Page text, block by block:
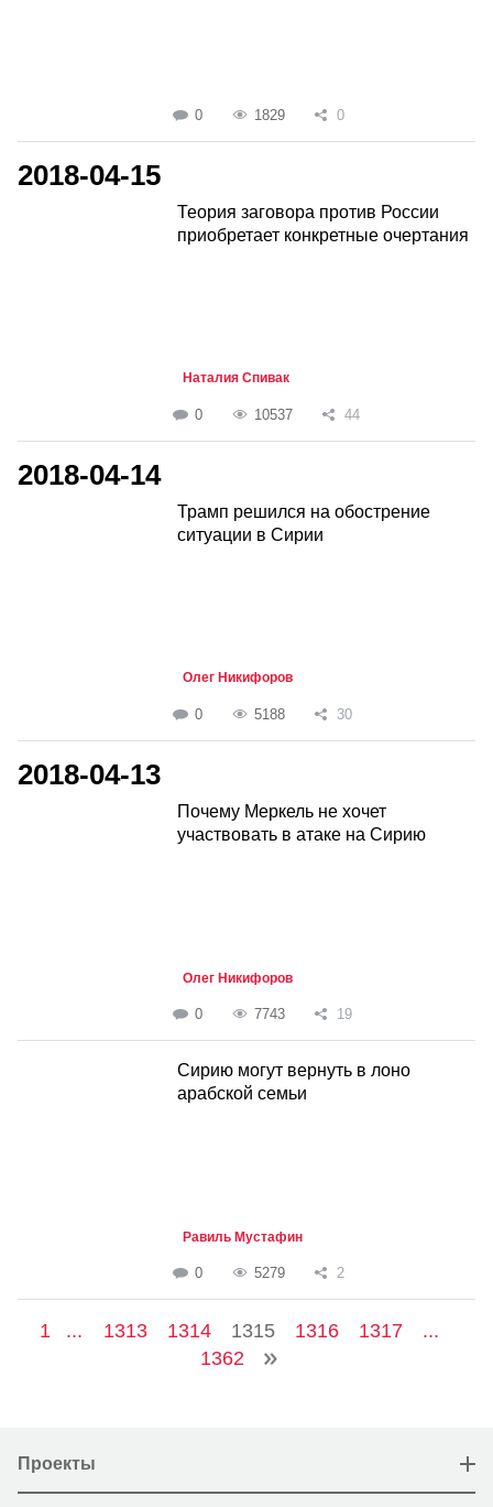
0 1829 0
2018-04-15
Теория заговора против России
приобретает конкретные очертания
Наталия Спивак
0 10537 44
2018-04-14
Трамп решился на обострение
ситуации в Сирии
Олег Никифоров
0 5188 30
2018-04-13
Почему Меркель не хочет
участвовать в атаке на Сирию
Олег Никифоров
0 7743 19
Сирию могут вернуть в лоно
арабской семьи
Равиль Мустафин
0 5279 2
1 ... 1313 1314 1315 1316 1317
...
1362
Проекты